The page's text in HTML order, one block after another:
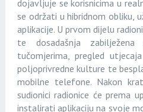
dojavljuje se korisnicima u
se održati u hibridnom obliku,
aplikacije. U prvom dijelu
te dosadašnja
tučomjerima, pregled
poljoprivredne kulture te
mobilne telefone. Nakon
sudionici radionice će prema
instalirati aplikaciju na svoje